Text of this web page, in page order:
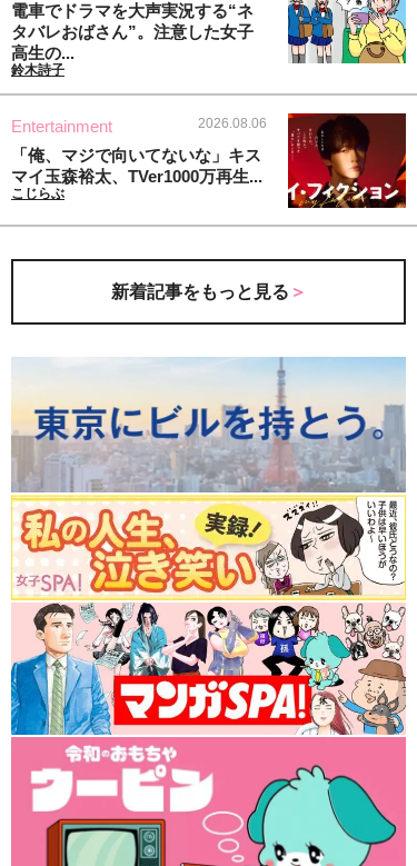
電車でドラマを大声実況する“ネ
タバレおばさん”。注意した女子
高生の...
鈴木詩子
Entertainment 2026.08.06
「俺、マジで向いてないな」キス
マイ玉森裕太、TVer1000万再生...
こじらぶ
新着記事をもっと見る